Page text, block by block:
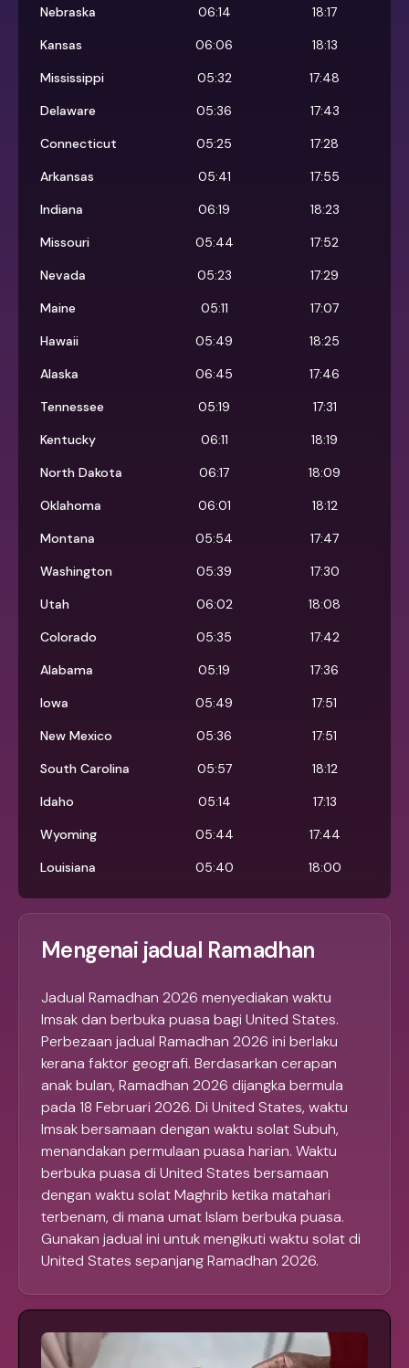
Nebraska
06:14
18:17
Kansas
06:06
18:13
Mississippi
05:32
17:48
Delaware
05:36
17:43
Connecticut
05:25
17:28
Arkansas
05:41
17:55
Indiana
06:19
18:23
Missouri
05:44
17:52
Nevada
05:23
17:29
Maine
05:11
17:07
Hawaii
05:49
18:25
Alaska
06:45
17:46
Tennessee
05:19
17:31
Kentucky
06:11
18:19
North Dakota
06:17
18:09
Oklahoma
06:01
18:12
Montana
05:54
17:47
Washington
05:39
17:30
Utah
06:02
18:08
Colorado
05:35
17:42
Alabama
05:19
17:36
Iowa
05:49
17:51
New Mexico
05:36
17:51
South Carolina
05:57
18:12
Idaho
05:14
17:13
Wyoming
05:44
17:44
Louisiana
05:40 18:00
Mengenai jadual Ramadhan
Jadual Ramadhan 2026 menyediakan waktu
Imsak dan berbuka puasa bagi United States.
Perbezaan jadual Ramadhan 2026 ini berlaku
kerana faktor geografi. Berdasarkan cerapan
anak bulan, Ramadhan 2026 dijangka bermula
pada 18 Februari 2026. Di United States, waktu
Imsak bersamaan dengan waktu solat Subuh,
menandakan permulaan puasa harian. Waktu
berbuka puasa di United States bersamaan
dengan waktu solat Maghrib ketika matahari
terbenam, di mana umat Islam berbuka puasa.
Gunakan jadual ini untuk mengikuti waktu solat di
United States sepanjang Ramadhan 2026.